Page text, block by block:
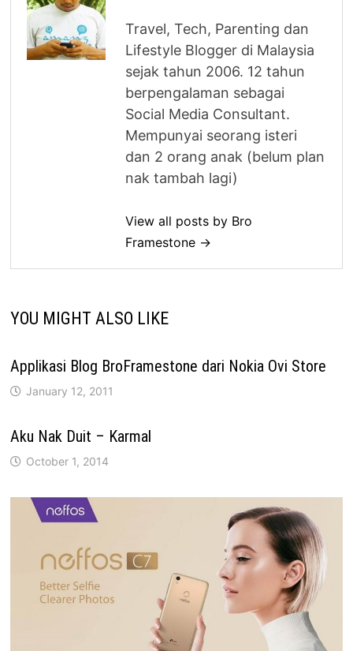
Travel, Tech, Parenting dan
Lifestyle Blogger di Malaysia
sejak tahun 2006. 12 tahun
berpengalaman sebagai
Social Media Consultant.
Mempunyai seorang isteri
dan 2 orang anak (belum plan
nak tambah lagi)
View all posts by Bro
Framestone →
YOU MIGHT ALSO LIKE
Applikasi Blog BroFramestone dari Nokia Ovi Store
January 12, 2011
Aku Nak Duit – Karmal
October 1, 2014